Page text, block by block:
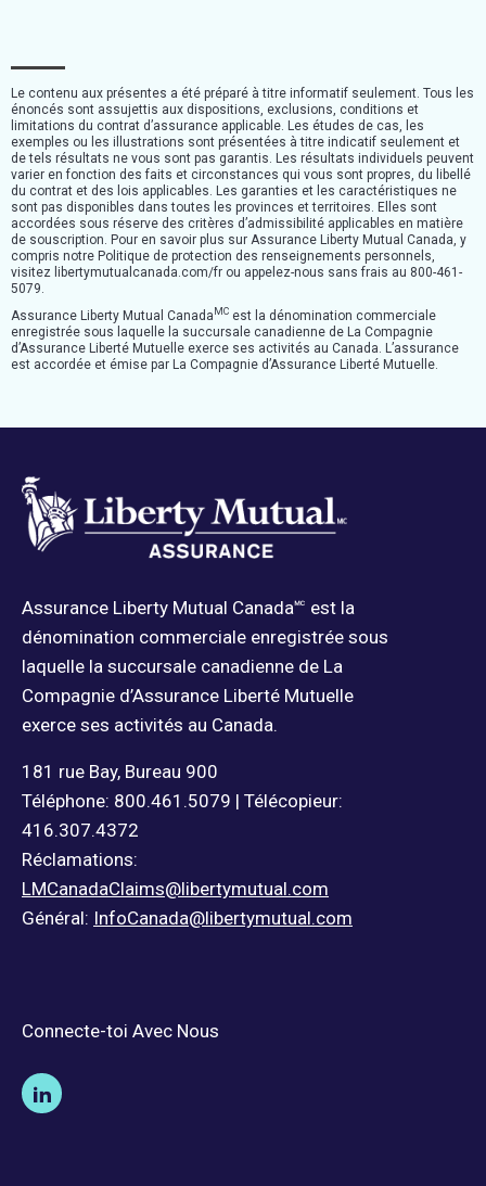
Le contenu aux présentes a été préparé à titre informatif seulement. Tous les
énoncés sont assujettis aux dispositions, exclusions, conditions et
limitations du contrat d’assurance applicable. Les études de cas, les
exemples ou les illustrations sont présentées à titre indicatif seulement et
de tels résultats ne vous sont pas garantis. Les résultats individuels peuvent
varier en fonction des faits et circonstances qui vous sont propres, du libellé
du contrat et des lois applicables. Les garanties et les caractéristiques ne
sont pas disponibles dans toutes les provinces et territoires. Elles sont
accordées sous réserve des critères d’admissibilité applicables en matière
de souscription. Pour en savoir plus sur Assurance Liberty Mutual Canada, y
compris notre Politique de protection des renseignements personnels,
visitez libertymutualcanada.com/fr ou appelez-nous sans frais au 800-461-
5079.
Assurance Liberty Mutual Canada MC est la dénomination commerciale
enregistrée sous laquelle la succursale canadienne de La Compagnie
d’Assurance Liberté Mutuelle exerce ses activités au Canada. L’assurance
est accordée et émise par La Compagnie d’Assurance Liberté Mutuelle.
Assurance Liberty Mutual Canada🅪 est la
dénomination commerciale enregistrée sous
laquelle la succursale canadienne de La
Compagnie d’Assurance Liberté Mutuelle
exerce ses activités au Canada.
181 rue Bay, Bureau 900
Téléphone: 800.461.5079 | Télécopieur:
416.307.4372
Réclamations:
LMCanadaClaims@libertymutual.com
Général: InfoCanada@libertymutual.com
Connecte-toi Avec Nous